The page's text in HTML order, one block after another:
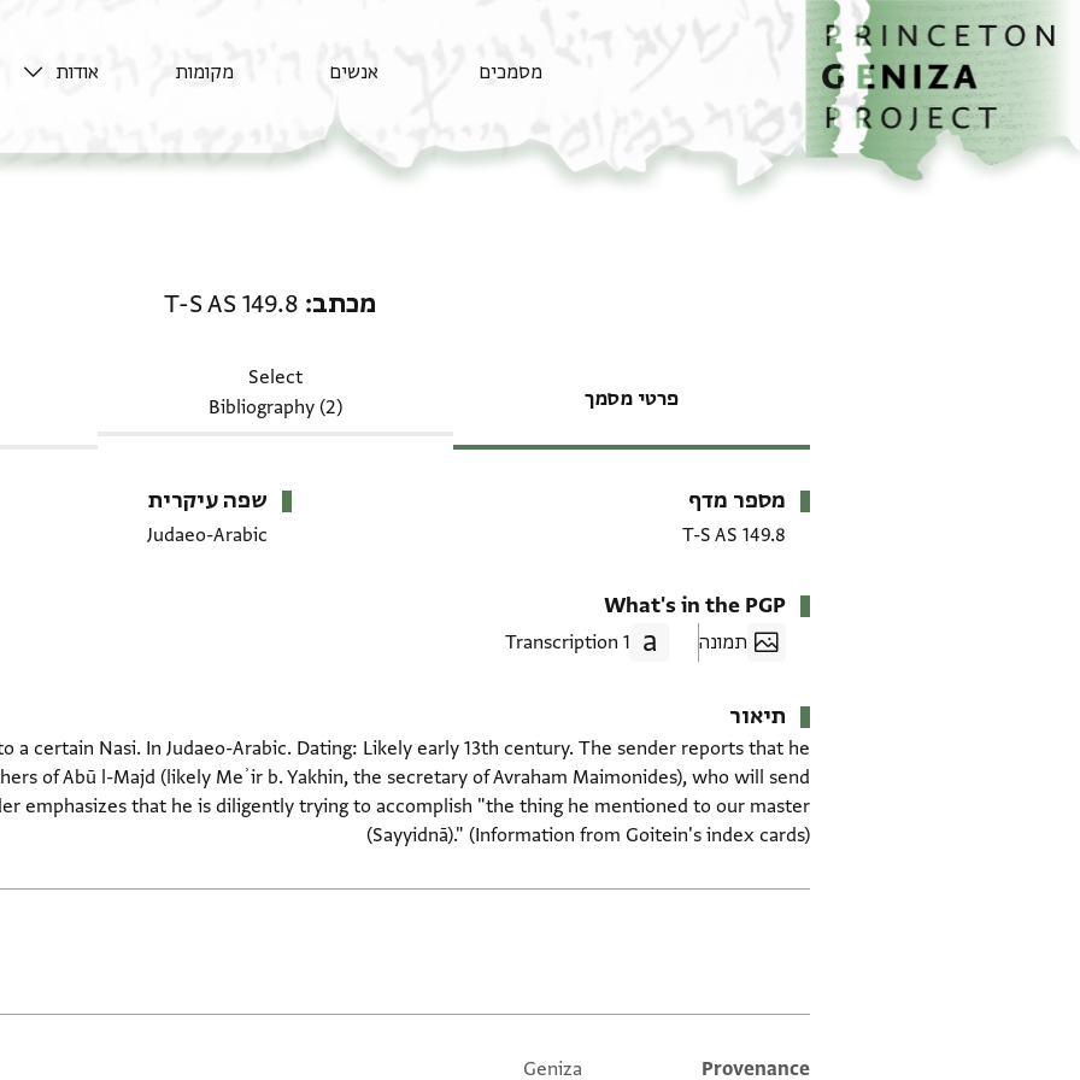
דילוג לתוכן
דף הבית
מסמכים אנשים מקומות אודות
מכתב T-S AS 149.8
פרטי מסמך
Select
Bibliography (2)
מטא-דאטא
מספר מדף
T-S AS 149.8
שפה עיקרית
Judaeo-Arabic
What's in the PGP
תמונה 1 Transcription
תיאור
a certain Nasi. In Judaeo-Arabic. Dating: Likely early 13th century. The sender reports that he
of Abū l-Majd (likely Meʾir b. Yakhin, the secretary of Avraham Maimonides), who will send
emphasizes that he is diligently trying to accomplish "the thing he mentioned to our master
(Sayyidnā)." (Information from Goitein's index cards)
Provenance
Geniza